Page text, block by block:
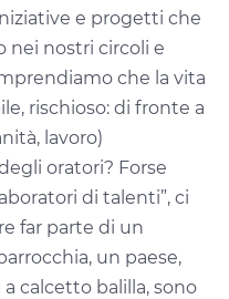
e progetti che
nei nostri circoli e
che la vita
rischioso: di fronte a
lavoro)
oratori? Forse
di talenti”, ci
far parte di un
un paese,
calcetto balilla, sono